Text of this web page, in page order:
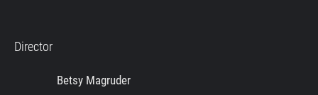
Director
Betsy Magruder